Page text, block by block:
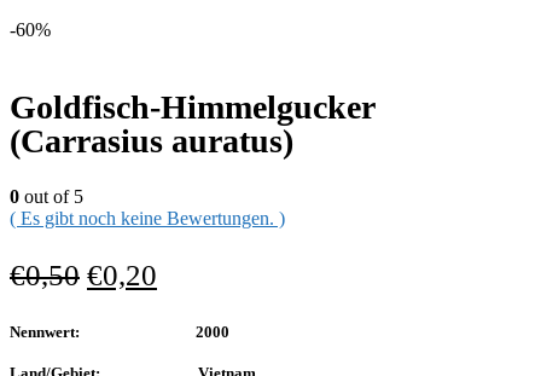
-60%
Goldfisch-Himmelgucker
(Carrasius auratus)
0 out of 5
( Es gibt noch keine Bewertungen. )
€0,50 €0,20
Nennwert: 2000